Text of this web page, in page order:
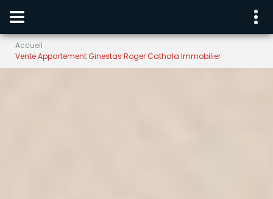
Accueil
Vente Appartement Ginestas Roger Cathala Immobilier